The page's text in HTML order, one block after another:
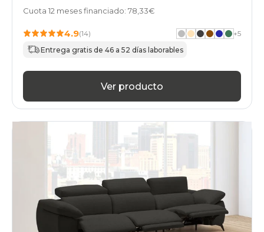
Cuota 12 meses financiado: 78,33€
4.9(14) +5
Entrega gratis de 46 a 52 días laborables
Ver producto